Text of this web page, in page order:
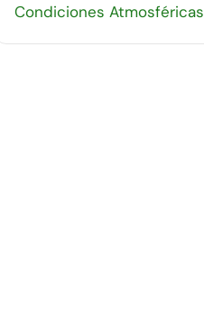
Condiciones Atmosféricas